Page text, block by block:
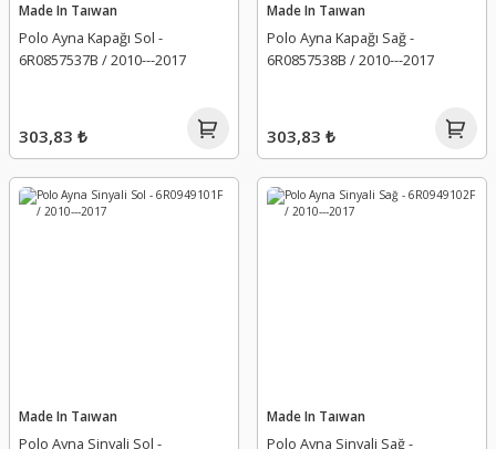
Made In Taıwan
Polo Ayna Kapağı Sol -
6R0857537B / 2010---2017
303,83 ₺
Made In Taıwan
Polo Ayna Kapağı Sağ -
6R0857538B / 2010---2017
303,83 ₺
Made In Taıwan
Polo Ayna Sinyali Sol -
Made In Taıwan
Polo Ayna Sinyali Sağ -